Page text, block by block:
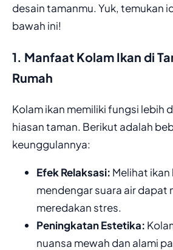
desain tamanmu. Yuk, temukan
bawah ini!
1. Manfaat Kolam Ikan di
Rumah
Kolam ikan memiliki fungsi lebih
hiasan taman. Berikut adalah
keunggulannya:
Efek Relaksasi: Melihat
mendengar suara air dapat
meredakan stres.
Peningkatan Estetika:
nuansa mewah dan alami